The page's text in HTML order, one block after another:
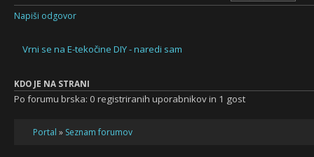
Napiši odgovor
Vrni se na E-tekočine DIY - naredi sam
KDO JE NA STRANI
Po forumu brska: 0 registriranih uporabnikov in 1 gost
Portal » Seznam forumov